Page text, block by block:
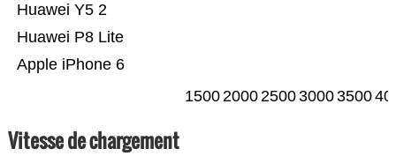
Apple iPhone 6
Huawei P8 Lite
Huawei Y5 2
15002000250030003500
Vitesse de chargement